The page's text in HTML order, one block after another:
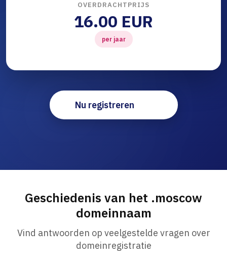
OVERDRACHTPRIJS
16.00 EUR
per jaar
Nu registreren
Geschiedenis van het .moscow
domeinnaam
Vind antwoorden op veelgestelde vragen over
domeinregistratie